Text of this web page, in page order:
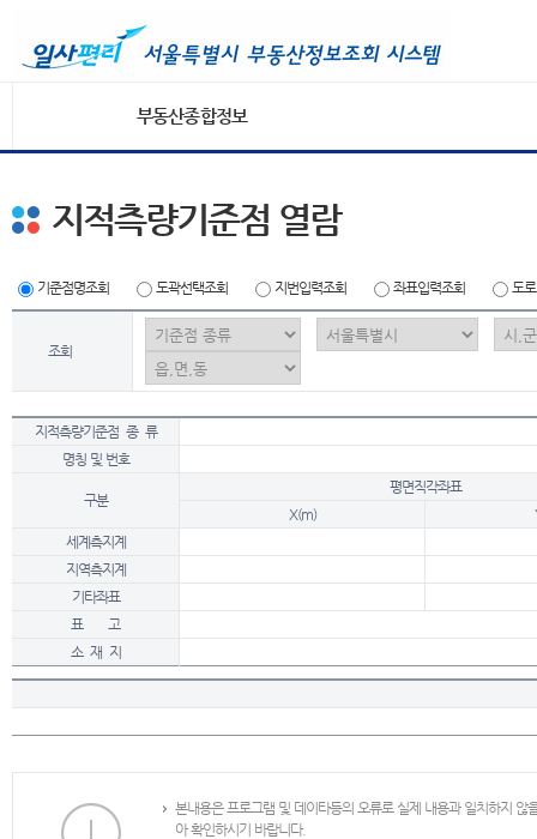
부동산종합정보
지적측량기준점 열람
기준점명조회 도곽선택조회 지번입력조회 좌표입력조회 도
조회
지적측량기준점 종 류
명칭 및 번호
구분
평면직각좌표
X(m)
세계측지계
지역측지계
기타좌표
표 고
소 재 지
본내용은 프로그램 및 데이타등의 오류로 실제 내용과 일치하지
아 확인하시기 바랍니다.